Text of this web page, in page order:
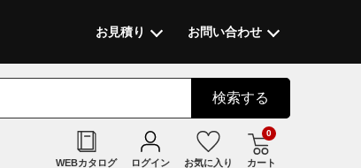
お見積り お問い合わせ
検索する
WEBカタログ ログイン お気に入り カート
0